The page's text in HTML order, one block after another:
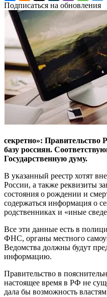
Подписаться на обновления
секретно»: Правительство
базу россиян.
Государственную думу.
В указанный реестр хотят
России, а также реквизиты
состояния о рождении и
содержаться информация о
родственниках и «иные
Все эти данные есть в
ФНС, органы местного
Ведомства должны будут
информацию.
Правительство в
настоящее время в РФ не
дала бы возможность